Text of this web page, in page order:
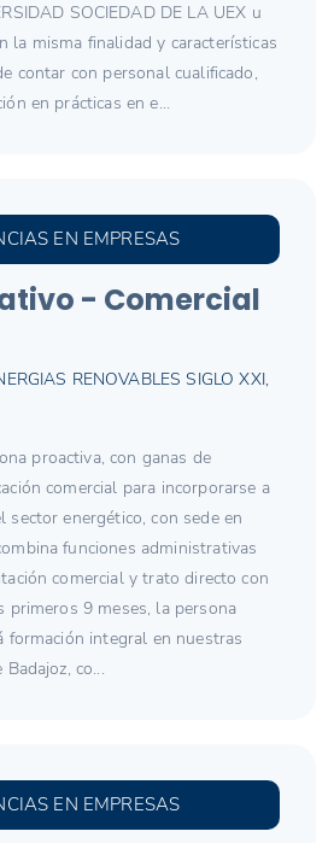
SOCIEDAD DE LA UEX u
la misma finalidad y características
contar con personal cualificado,
en prácticas en e...
EN EMPRESAS
- Comercial
RENOVABLES SIGLO XXI,
proactiva, con ganas de
comercial para incorporarse a
sector energético, con sede en
funciones administrativas
comercial y trato directo con
primeros 9 meses, la persona
formación integral en nuestras
co...
EN EMPRESAS